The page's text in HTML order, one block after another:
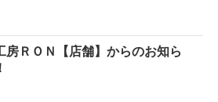
房ＲＯＮ【店舗】からのお知ら